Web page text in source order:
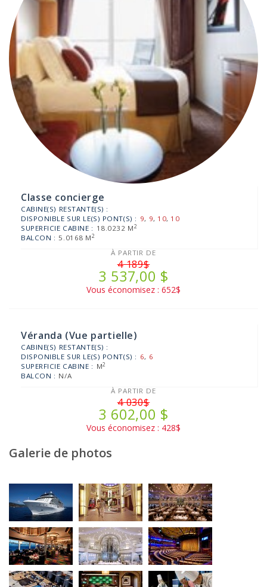
Classe concierge
CABINE(S) RESTANTE(S) :
DISPONIBLE SUR LE(S) PONT(S) : 9, 9, 10, 10
SUPERFICIE CABINE : 18.0232 M2
BALCON : 5.0168 M2
À PARTIR DE
4 189$
3 537,00 $
Vous économisez : 652$
Véranda (Vue partielle)
CABINE(S) RESTANTE(S) :
DISPONIBLE SUR LE(S) PONT(S) : 6, 6
SUPERFICIE CABINE : M2
BALCON : N/A
À PARTIR DE
4 030$
3 602,00 $
Vous économisez : 428$
Galerie de photos